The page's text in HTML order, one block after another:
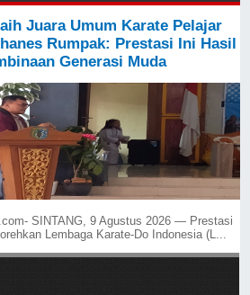
Juara Umum Karate Pelajar
Rumpak: Prestasi Ini Hasil
Generasi Muda
SINTANG, 9 Agustus 2026 — Prestasi
Lembaga Karate-Do Indonesia (L...